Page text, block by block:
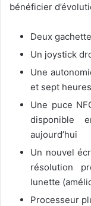
bénéficier
Deux
Un joystick
Une
et sept
Une puce
disponible
aujourd’hui
Un nouvel
résolution
lunette
Processeur